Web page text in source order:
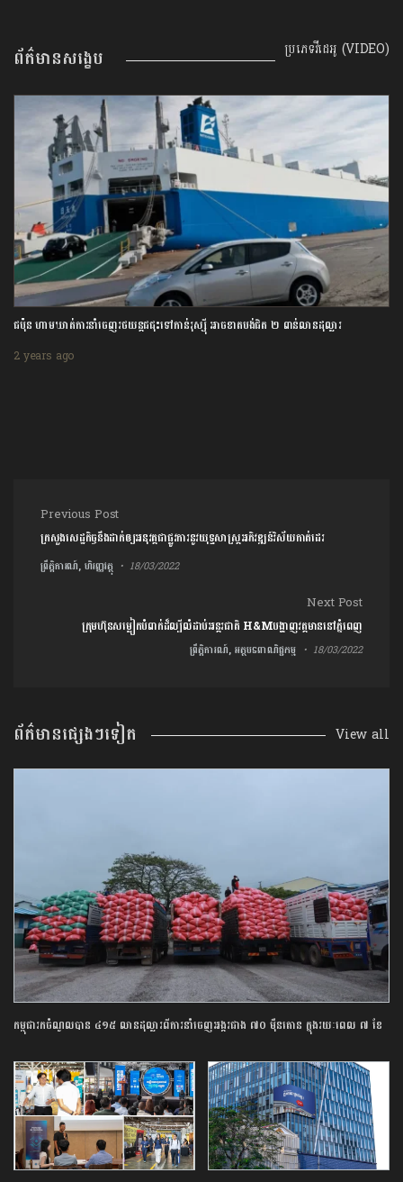
ព័ត៌មានសង្ខេប ប្រភេទវីដេអូ (VIDEO)
ជប៉ុន ហាមឃាត់ការនាំចេញរថយន្តជជុះទៅកាន់រុស្ស៊ី អាចខាតបង់ជិត ២ ពាន់លានដុល្លារ
2 years ago
Post navigation
Previous Post
ក្រសួងសេដ្ឋកិច្ចនឹងដាក់ឲ្យអនុវត្តជាផ្លូវការនូវយុទ្ធសាស្ត្រអភិវឌ្ឍន៍វិស័យកាត់ដេរ
ព្រឹត្តិការណ៍, ហិរញ្ញវត្ថុ 18/03/2022
Next Post
ក្រុមហ៊ុនសម្លៀកបំពាក់ដ៏ល្បីលំដាប់អន្តរជាតិ H&Mបង្ហាញវត្តមាននៅភ្នំពេញ
ព្រឹត្តិការណ៍, អត្ថបទពាណិជ្ជកម្ម 18/03/2022
ព័ត៌មានផ្សេងៗទៀត View all
កម្ពុជារកចំណូលបាន ៤១៥ លានដុល្លារពីការនាំចេញអង្ករជាង ៧០ ម៉ឺនតោន ក្នុងរយៈពេល ៧ ខែ